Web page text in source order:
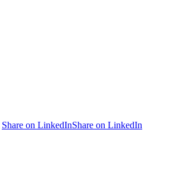
Share on LinkedInShare on LinkedIn